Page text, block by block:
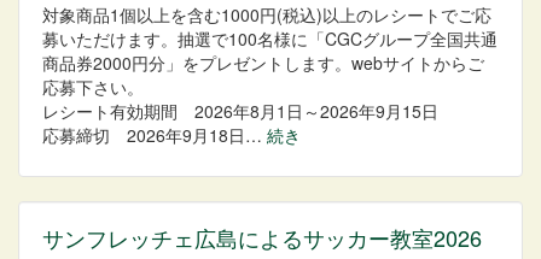
対象商品1個以上を含む1000円(税込)以上のレシートでご応
募いただけます。抽選で100名様に「CGCグループ全国共通
商品券2000円分」をプレゼントします。webサイトからご
応募下さい。
レシート有効期間 2026年8月1日～2026年9月15日
応募締切 2026年9月18日… 続き
サンフレッチェ広島によるサッカー教室2026